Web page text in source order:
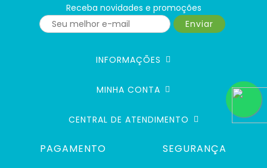
Receba novidades e promoções
Enviar
INFORMAÇÕES
MINHA CONTA
CENTRAL DE ATENDIMENTO
PAGAMENTO SEGURANÇA